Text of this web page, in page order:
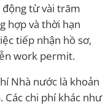
từ vài trăm
hợp và thời hạn
tiếp nhận hồ sơ,
work permit.
Nhà nước là khoản
chi phí khác như